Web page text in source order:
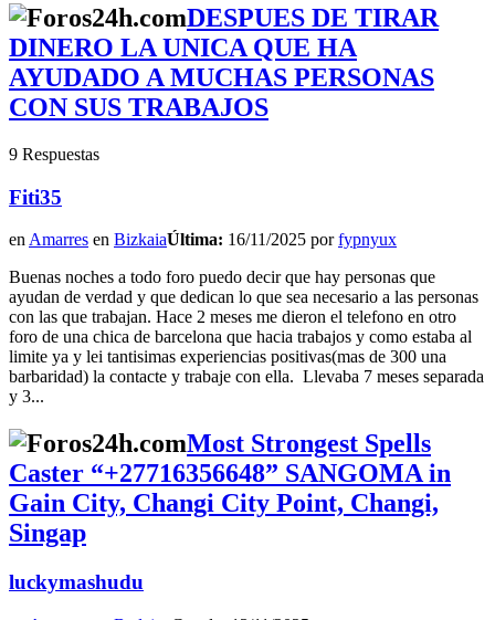
DESPUES DE TIRAR
DINERO LA UNICA QUE HA
AYUDADO A MUCHAS PERSONAS
CON SUS TRABAJOS
9 Respuestas
Fiti35
en Amarres en BizkaiaÚltima: 16/11/2025 porfypnyux
Buenas noches a todo foro puedo decir que hay personas que
ayudan de verdad y que dedican lo que sea necesario a las personas
con las que trabajan. Hace 2 meses me dieron el telefono en otro
foro de una chica de barcelona que hacia trabajos y como estaba al
limite ya y lei tantisimas experiencias positivas(mas de 300 una
barbaridad) la contacte y trabaje con ella. Llevaba 7 meses separada
y 3...
Most Strongest Spells
Caster “+27716356648” SANGOMA in
Gain City, Changi City Point, Changi,
Singap
luckymashudu